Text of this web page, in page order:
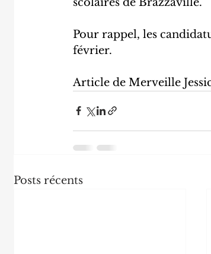
Pour rappel, les
février.
Article de Merveille
Posts récents